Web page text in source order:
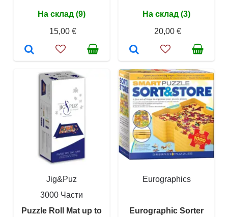
На склад (9)
15,00 €
На склад (3)
20,00 €
Jig&Puz
3000 Части
Puzzle Roll Mat up to
Eurographics
Eurographic Sorter